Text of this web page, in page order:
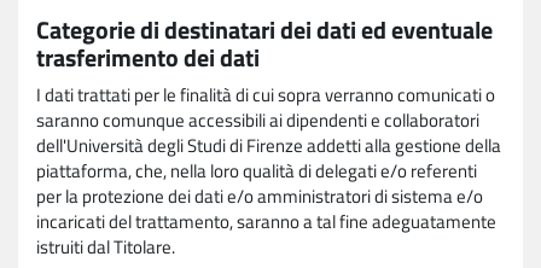
Categorie di destinatari dei dati ed eventuale
trasferimento dei dati
I dati trattati per le finalità di cui sopra verranno comunicati o
saranno comunque accessibili ai dipendenti e collaboratori
dell'Università degli Studi di Firenze addetti alla gestione della
piattaforma, che, nella loro qualità di delegati e/o referenti
per la protezione dei dati e/o amministratori di sistema e/o
incaricati del trattamento, saranno a tal fine adeguatamente
istruiti dal Titolare.